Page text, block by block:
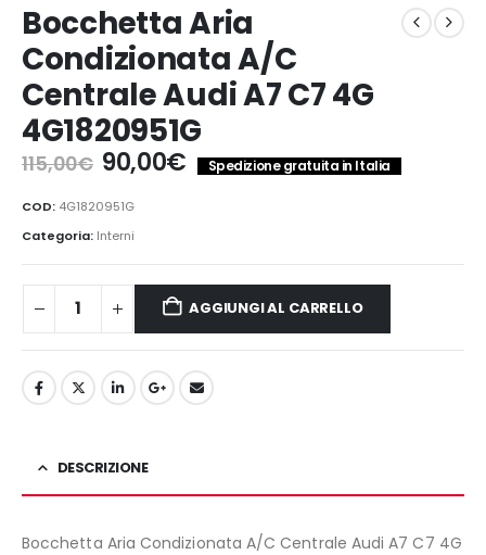
Bocchetta Aria
Condizionata A/C
Centrale Audi A7 C7 4G
4G1820951G
115,00€ Il
prezzo
originale
era:
115,00€.
90,00€Il
prezzo
90,00€.
Spedizione gratuita in Italia
COD: 4G1820951G
Categoria: Interni
AGGIUNGI AL CARRELLO
DESCRIZIONE
Bocchetta Aria Condizionata A/C Centrale Audi A7 C7 4G